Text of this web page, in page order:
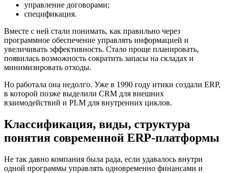
управление договорами;
спецификация.
Вместе с ней стали понимать, как правильно через
программное обеспечение управлять информацией и
увеличивать эффективность. Стало проще планировать,
появилась возможность сократить запасы на складах и
минимизировать отходы.
Но работала она недолго. Уже в 1990 году итики создали ERP,
в которой позже выделили CRM для внешних
взаимодействий и PLM для внутренних циклов.
Классификация, виды, структура
понятия современной ERP-платформы
Не так давно компания была рада, если удавалось внутри
одной программы управлять одновременно финансами и